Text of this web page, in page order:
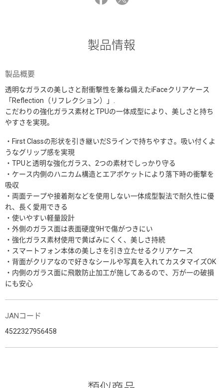
製品情報
製品概要
透明なガラスの美しさと耐衝撃性を兼ね備えたiFaceクリアケース
「Reflection（リフレクション）」.
こだわりの強化ガラス素材とTPUの一体成型により、美しさと持ち
やすさを実現。
・First Classの形状を引き継いだSラインで持ちやすさ。吸い付くよ
うなグリップ感を実現
・TPUと透明な強化ガラス、2つの素材でしっかり守る
・ケース内側のハニカム構造とエアポケットにより落下時の衝撃を
吸収
・両面テープや接着剤などを使用しない一体成型製法で耐久性に優
れ、長く愛用できる
・使いやすい軽量設計
・外側のガラス面は表面硬度9Hで傷がつきにい
・強化ガラス素材使用で黄ばみにくく、美しさ持続
・スマートフォン本体の美しさを引き立たせるクリアケース
・背面がクリアなので好きなシールや写真を入れてカスタマイズOK
・内側のガラス面に飛散防止加工が施してあるので、万が一の破損
にも安心
JANコード
4522327956458